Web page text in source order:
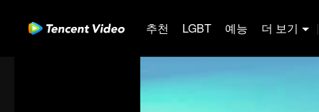
추천 LGBT 예능 더 보기 |